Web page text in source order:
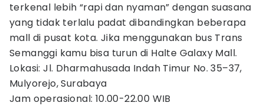
terkenal lebih “rapi dan nyaman” dengan suasana
yang tidak terlalu padat dibandingkan beberapa
mall di pusat kota. Jika menggunakan bus Trans
Semanggi kamu bisa turun di Halte Galaxy Mall.
Lokasi: Jl. Dharmahusada Indah Timur No. 35–37,
Mulyorejo, Surabaya
Jam operasional: 10.00-22.00 WIB